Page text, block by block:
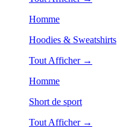
Homme
Hoodies & Sweatshirts
Tout Afficher →
Homme
Short de sport
Tout Afficher →